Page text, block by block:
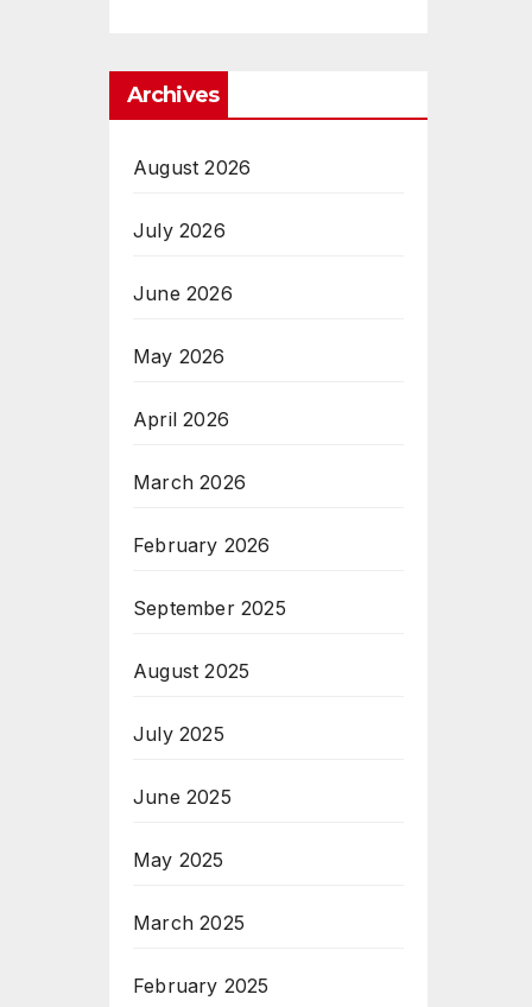
Archives
August 2026
July 2026
June 2026
May 2026
April 2026
March 2026
February 2026
September 2025
August 2025
July 2025
June 2025
May 2025
March 2025
February 2025